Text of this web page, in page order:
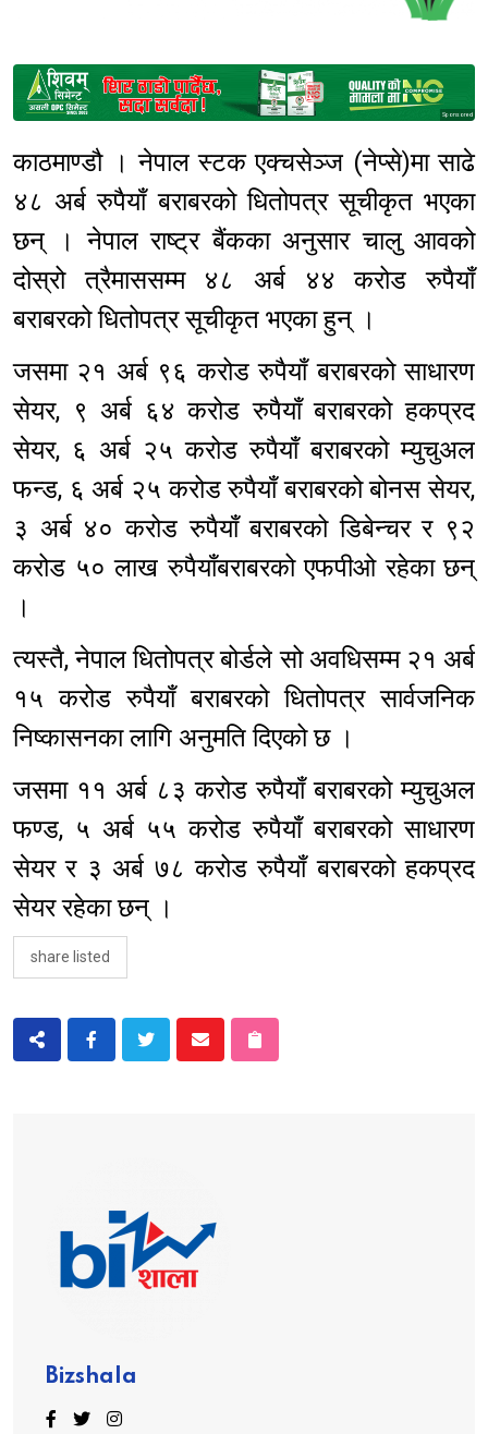
Sponsored
काठमाण्डौ । नेपाल स्टक एक्चसेञ्ज (नेप्से)मा साढे
४८ अर्ब रुपैयाँ बराबरको धितोपत्र सूचीकृत भएका
छन् । नेपाल राष्ट्र बैंकका अनुसार चालु आवको
दोस्रो त्रैमाससम्म ४८ अर्ब ४४ करोड रुपैयाँ
बराबरको धितोपत्र सूचीकृत भएका हुन् ।
जसमा २१ अर्ब ९६ करोड रुपैयाँ बराबरको साधारण
सेयर, ९ अर्ब ६४ करोड रुपैयाँ बराबरको हकप्रद
सेयर, ६ अर्ब २५ करोड रुपैयाँ बराबरको म्युचुअल
फन्ड, ६ अर्ब २५ करोड रुपैयाँ बराबरको बोनस सेयर,
३ अर्ब ४० करोड रुपैयाँ बराबरको डिबेन्चर र ९२
करोड ५० लाख रुपैयाँबराबरको एफपीओ रहेका छन्
।
त्यस्तै, नेपाल धितोपत्र बोर्डले सो अवधिसम्म २१ अर्ब
१५ करोड रुपैयाँ बराबरको धितोपत्र सार्वजनिक
निष्कासनका लागि अनुमति दिएको छ ।
जसमा ११ अर्ब ८३ करोड रुपैयाँ बराबरको म्युचुअल
फण्ड, ५ अर्ब ५५ करोड रुपैयाँ बराबरको साधारण
सेयर र ३ अर्ब ७८ करोड रुपैयाँ बराबरको हकप्रद
सेयर रहेका छन् ।
share listed
Bizshala